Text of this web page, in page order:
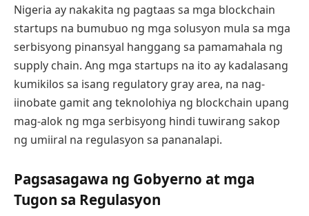
Nigeria ay nakakita ng pagtaas sa mga blockchain
startups na bumubuo ng mga solusyon mula sa mga
serbisyong pinansyal hanggang sa pamamahala ng
supply chain. Ang mga startups na ito ay kadalasang
kumikilos sa isang regulatory gray area, na nag-
iinobate gamit ang teknolohiya ng blockchain upang
mag-alok ng mga serbisyong hindi tuwirang sakop
ng umiiral na regulasyon sa pananalapi.
Pagsasagawa ng Gobyerno at mga
Tugon sa Regulasyon